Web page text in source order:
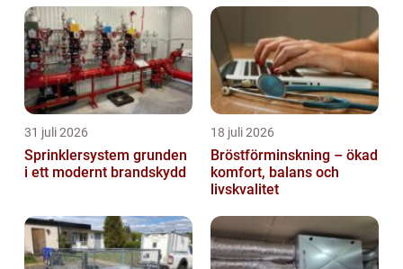
31 juli 2026
Sprinklersystem grunden
i ett modernt brandskydd
18 juli 2026
Bröstförminskning – ökad
komfort, balans och
livskvalitet